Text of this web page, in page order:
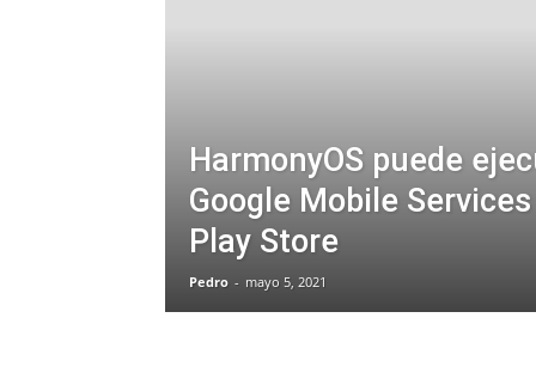
HarmonyOS puede
Google Mobile
Play Store
Pedro - mayo 5, 2021